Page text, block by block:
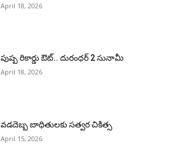
April 18, 2026
పుష్ప రికార్డు ఔట్‌.. దురంధ‌ర్ 2 సునామీ
April 18, 2026
వడదెబ్బ బాధితులకు సత్వర చికిత్స
April 15, 2026